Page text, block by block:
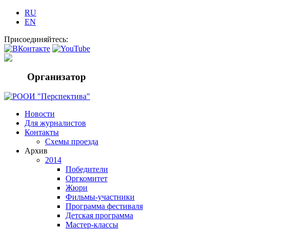
RU
EN
Присоединяйтесь:
Организатор
Новости
Для журналистов
Контакты
Схемы проезда
Архив
2014
Победители
Оргкомитет
Жюри
Фильмы-участники
Программа фестиваля
Детская программа
Мастер-классы